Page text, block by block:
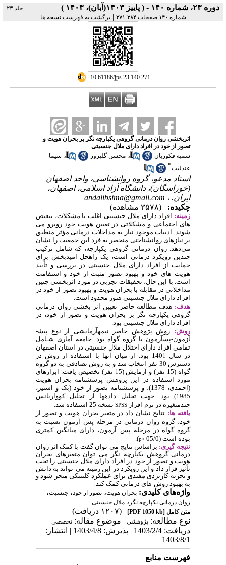
دوره ۲۳، شماره ۱۴۰ - ( پاییز ۱۴۰۳(آبان)، ۱۴۰۳ )
جلد ۲۳
شماره ۱۴۰ صفحات ۲۸۴-۲۷۱
|برگشت به فهرست نسخه ها
‎ 10.61186/jps.23.140.271
اثربخشی روان درمانی گروهی یکپارچه نگر بر بحران هویت و
تصور از خود در افراد دارای ملال جنسیتی
سمیه فکوریان
، محسن گلپرور ، سیما
عندلیب*
استاد مدعو، گروه روانشناسی، واحد اصفهان
(خوراسگان)، دانشگاه آزاد اسلامی، اصفهان،
ایران. ، andalibsima@gmail.com
چکیده:
(۳۵۷۸ مشاهده)
زمینه: افراد دارای ملال جنسیتی اغلب با مشکلات، تبعیض
‌های اجتماعی و مشکلاتی در تعیین هویت خود روبرو می
‌شوند. ادبیات موجود نیاز به مداخلات درمانی مؤثر منطبق
بر نیازهای روانشناختی منحصر به فرد این جمعیت را نشان
می‌دهد. روان ­درمانی گروهی یکپارچه، که شامل ترکیب
چندین رویکرد درمانی است، یک راه­حل امیدبخش برای
حمایت از افراد دارای ملال جنسیتی در بررسی و تأیید
هویت ‌های خود و بهبود تصور مثبت از خود و استقامت
است. با این حال، تحقیقات تجربی در مورد اثربخشی چنین
مداخلاتی در مقابله با بحران هویت و بهبود تصور از خود در
افراد دارای ملال جنسیتی هنوز محدود است.
هدف: هدف مطالعه حاضر تعیین اثر بخشی روان درمانی
گروهی یکپارچه نگر بر بحران هویت و تصور از خود، در
افراد دارای ملال جنسیتی بود.
روش: روش پژوهش حاضر نیمه­آزمایشی از نوع پیش­
آزمون-پس­آزمون با گروه گواه بود. جامعه آماری شـامل
تمامی افراد دارای اختلال ملال جنسیتی در استان اصفهان
در سال 1401 بود. از میان آ­ن­ها با استفاده از روش در
دسترس 30 نفر انتخاب شد و به روش تصادفی به دو گروه
گواه (15 نفر) و آزمایش (15 نفر) تخصیص یافت. ابزارهای
مورد استفاده در این پژوهش پرسشنامه بحران هویت
(احمدی، 1378)، و پرسشنامه تصور از خود (بک و استیر،
1985) بود. جهت تحلیل داده­ها از تحلیل کوواریانس
چندمتغیره در نرم افزار SPSSنسخه 25 استفاده شد.
یافته ها: نتایج نشان داد در متغیر بحران هویت و تصور از
خود، گروه روان درمانی در مرحله پس آزمون نسبت به
گروه گواه در مرحله پس
آزمون، دارای میانگین کمتری
بوده ­است (05/0
p<
).
نتیجه ‌گیری: براساس نتایج می توان گفت با کمک اثر روان
درمانی گروهش یکپارچه نگر می توان متغیرهای بحران
هویت و تصور از خود در افراد دارای ملال جنسیتی را تحت
تأثیر قرار داد و این رویکرد در این زمینه می ‌تواند به دانش
و تجربه کاربردی مفیدی برای عملکرد کلینیکی منجر شود و
به بهبود روش‌ های درمانی کمک کند
واژه‌های کلیدی: بحران هویت، تصور از خود، جنسیت،
روان درمانی یکپارچه نگر ، ملال جنسیتی
متن کامل[PDF 1050 kb]
(۱۲۰۷ دریافت)
نوع مطالعه: پژوهشي| موضوع مقاله: تخصصي
دریافت: 1403/2/4 | پذیرش: 1403/4/8 | انتشار:
1403/8/1
فهرست منابع